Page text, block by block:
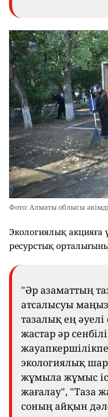
Фото: Алматы облысы
Экологиялық акцияға
ресурстық
"Әр азаматтың
атсалысуы
тазалық ең әуелі
жастар әр
экологиялық
жұмыла жұмыс
жағалау", "Таза
соның айқын